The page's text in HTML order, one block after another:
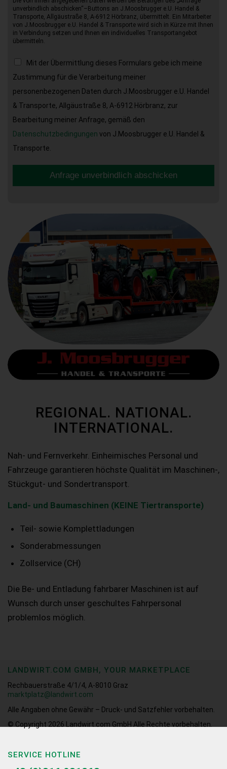
unverbindlich abschicken“–Buttons an J.Moosbrugger e.U. Handel &
Transporte, Allgäustraße 8, A-6912 Hörbranz, übermittelt. Ein Mitarbeiter
von J.Moosbrugger e.U. Handel & Transporte wird sich in Kürze mit Ihnen
in Verbindung setzen und Ihnen ein individuelles Transportangebot
übermitteln.
Mit der Übermittlung dieses Formulars gebe ich meine
Zustimmung für die Verarbeitung meiner
personenbezogenen Daten durch J.Moosbrugger e.U. Handel
& Transporte, Allgäustraße 8, A-6912 Hörbranz, zur
Bearbeitung meiner Anfrage, gemäß den
Datenschutzbedingungen von J.Moosbrugger e.U. Handel &
Transporte.
Anfrage unverbindlich abschicken
REGIONAL. NATIONAL.
INTERNATIONAL.
Nah- und Fernverkehr. Einheimisches Personal und
Fahrzeuge garantieren höchste Qualität im Maschinen-,
Stückgut- und Sondertransport.
Land- und Baumaschinen (KEINE Tiertransporte)
Teil- sowie Komplettladungen
Sonderabmessungen
Zollservice (CH)
Die Be- und Entladung fahrbarer Maschinen ist auf
Wunsch durch unser geschultes Fahrpersonal
problemlos möglich.
LANDWIRT.COM GMBH, YOUR MARKETPLACE
Rechbauerstraße 4/1/4, A-8010 Graz
marktplatz@landwirt.com
Alle Angaben ohne Gewähr – Druck- und Satzfehler vorbehalten.
© Copyright 2026 Landwirt.com GmbH Alle Rechte vorbehalten.
SERVICE HOTLINE